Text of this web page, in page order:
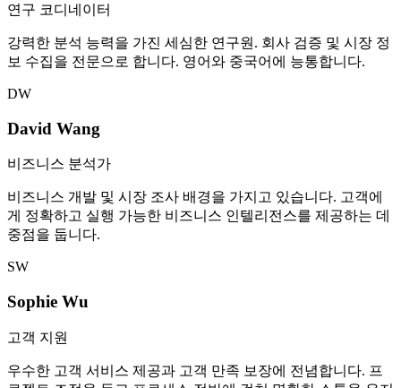
연구 코디네이터
강력한 분석 능력을 가진 세심한 연구원. 회사 검증 및 시장 정
보 수집을 전문으로 합니다. 영어와 중국어에 능통합니다.
DW
David Wang
비즈니스 분석가
비즈니스 개발 및 시장 조사 배경을 가지고 있습니다. 고객에
게 정확하고 실행 가능한 비즈니스 인텔리전스를 제공하는 데
중점을 둡니다.
SW
Sophie Wu
고객 지원
우수한 고객 서비스 제공과 고객 만족 보장에 전념합니다. 프